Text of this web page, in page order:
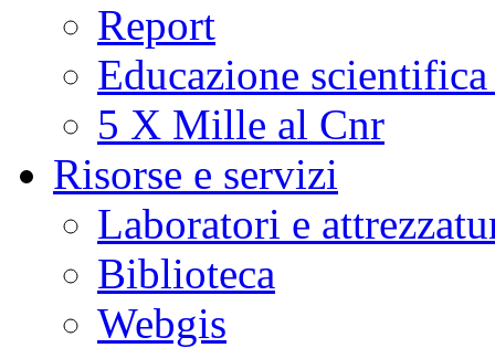
Report
Educazione
5 X Mille al Cnr
Risorse e servizi
Laboratori e
Biblioteca
Webgis